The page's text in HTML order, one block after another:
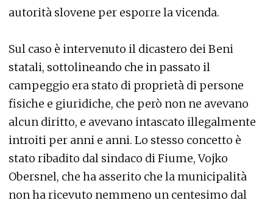
autorità slovene per esporre la vicenda.
Sul caso è intervenuto il dicastero dei Beni
statali, sottolineando che in passato il
campeggio era stato di proprietà di persone
fisiche e giuridiche, che però non ne avevano
alcun diritto, e avevano intascato illegalmente
introiti per anni e anni. Lo stesso concetto è
stato ribadito dal sindaco di Fiume, Vojko
Obersnel, che ha asserito che la municipalità
non ha ricevuto nemmeno un centesimo dal